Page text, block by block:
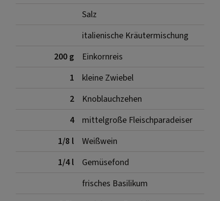
Salz
italienische Kräutermischung
200 g
Einkornreis
1
kleine Zwiebel
2
Knoblauchzehen
4
mittelgroße Fleischparadeiser
1/8 l
Weißwein
1/4 l
Gemüsefond
frisches Basilikum